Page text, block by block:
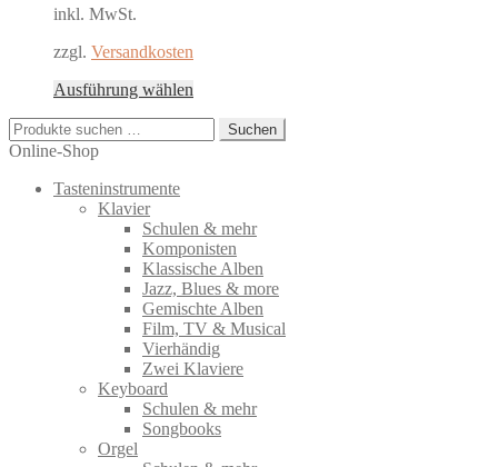
inkl. MwSt.
zzgl. Versandkosten
Ausführung wählen
weist
Optionen
können
auf
der
Produktseite
gewählt
werden
Suchen
nach:
Suchen
Online-Shop
Tasteninstrumente
Klavier
Schulen & mehr
Komponisten
Klassische Alben
Jazz, Blues & more
Gemischte Alben
Film, TV & Musical
Vierhändig
Zwei Klaviere
Keyboard
Schulen & mehr
Songbooks
Orgel